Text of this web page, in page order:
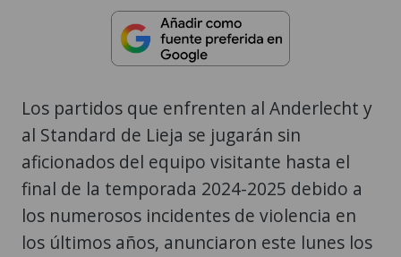
Los partidos que enfrenten al Anderlecht y
al Standard de Lieja se jugarán sin
aficionados del equipo visitante hasta el
final de la temporada 2024-2025 debido a
los numerosos incidentes de violencia en
los últimos años, anunciaron este lunes los